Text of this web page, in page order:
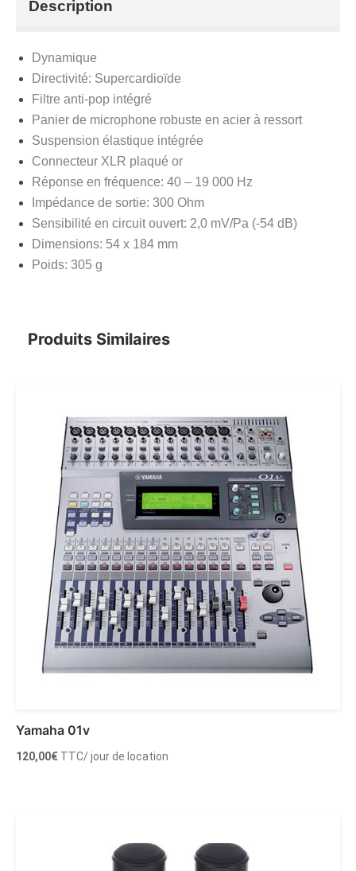
Description
Dynamique
Directivité: Supercardioïde
Filtre anti-pop intégré
Panier de microphone robuste en acier à ressort
Suspension élastique intégrée
Connecteur XLR plaqué or
Réponse en fréquence: 40 – 19 000 Hz
Impédance de sortie: 300 Ohm
Sensibilité en circuit ouvert: 2,0 mV/Pa (-54 dB)
Dimensions: 54 x 184 mm
Poids: 305 g
Produits Similaires
Yamaha 01v
120,00€ TTC/ jour de location